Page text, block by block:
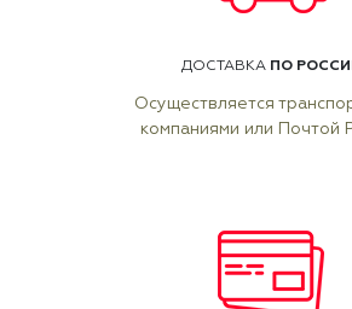
ДОСТАВКА ПО
Осуществляется
компаниями или Почтой